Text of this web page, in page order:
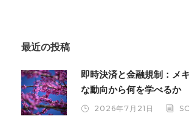
最近の投稿
即時決済と金融規制：メ
な動向から何を学べるか
2026年7月21日